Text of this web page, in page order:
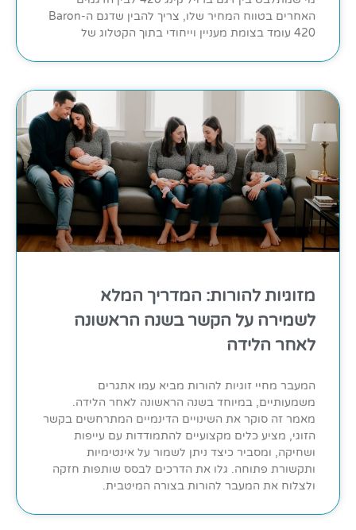
האחרים בטווח המחיר שלו, צריך להבין שדגם ה-Baron
420 עומד בצומת מעניין וייחודי בתוך הקטלוג של
מזוגיות להורות: המדריך המלא
לשמירה על הקשר בשנה הראשונה
לאחר הלידה
המעבר מחיי זוגיות להורות מביא עמו אתגרים
משמעותיים, במיוחד בשנה הראשונה לאחר הלידה.
מאמר זה סוקר את השינויים הדינמיים המתרחשים בקשר
הזוגי, מציע כלים מקצועיים להתמודדות עם עייפות
ושחיקה, ומסביר כיצד ניתן לשמור על אינטימיות
ותקשורת פתוחה. גלו את הדרכים לבסס שותפות חזקה
ולצלוח את המעבר להורות בצורה המיטבית.